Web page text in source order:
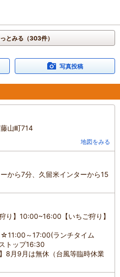
とみる（303件）
写真投稿
山町714
地図をみる
から7分、久留米インターから15
り】10:00~16:00【いちご狩り】
～17:00(ランチタイム
トップ16:30
8月9月は無休（台風等臨時休業